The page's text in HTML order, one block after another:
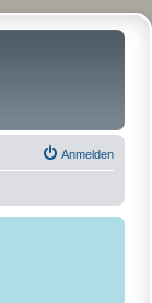
Anmelden